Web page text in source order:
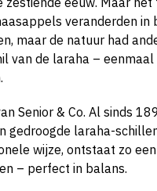
veranderden in
maar de natuur had
van de laraha –
Senior & Co. Al sinds
gedroogde laraha-
wijze, ontstaat zo
– perfect in balans.